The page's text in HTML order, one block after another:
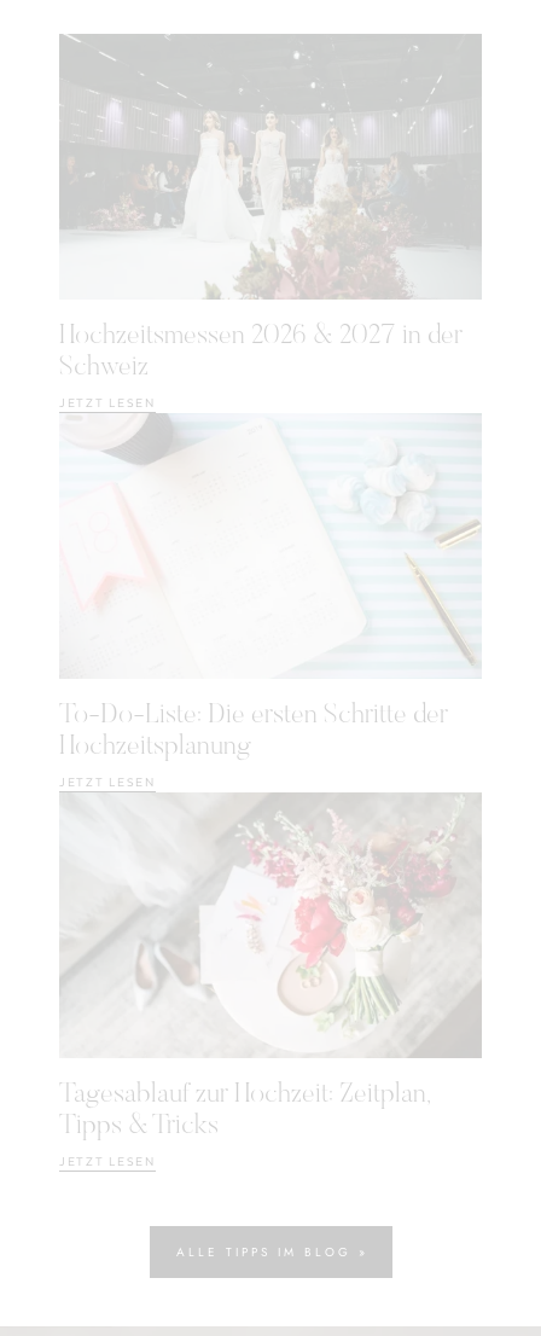
Hochzeitsmessen 2026 & 2027 in der
Schweiz
JETZT LESEN
To-Do-Liste: Die ersten Schritte der
Hochzeitsplanung
JETZT LESEN
Tagesablauf zur Hochzeit: Zeitplan,
Tipps & Tricks
JETZT LESEN
ALLE TIPPS IM BLOG »